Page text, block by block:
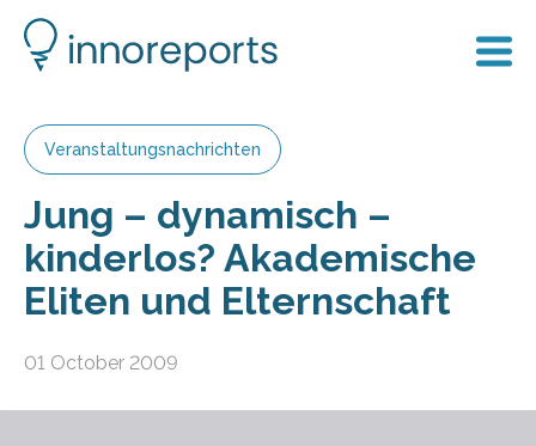
Veranstaltungsnachrichten
Jung – dynamisch –
kinderlos? Akademische
Eliten und Elternschaft
01 October 2009